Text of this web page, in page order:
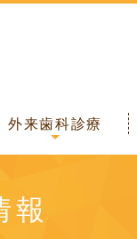
外来歯科診療
虫歯・歯周病・入れ歯
虫歯・歯周病予防
子供の歯科
審美歯科
報